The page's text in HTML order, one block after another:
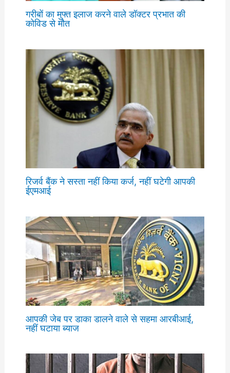
गरीबों का मुफ्त इलाज करने वाले डॉक्टर प्रभात की
कोविड से मौत
रिजर्व बैंक ने सस्ता नहीं किया कर्ज, नहीं घटेगी आपकी
ईएमआई
आपकी जेब पर डाका डालने वाले से सहमा आरबीआई,
नहीं घटाया ब्याज